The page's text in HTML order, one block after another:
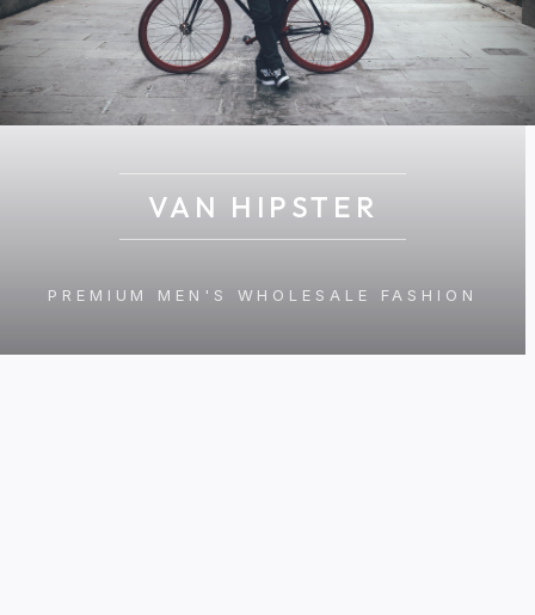
VAN HIPSTER
PREMIUM MEN'S WHOLESALE FASHION